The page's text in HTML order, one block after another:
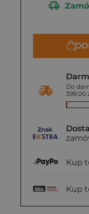
Do
399,00
Kup
Kup